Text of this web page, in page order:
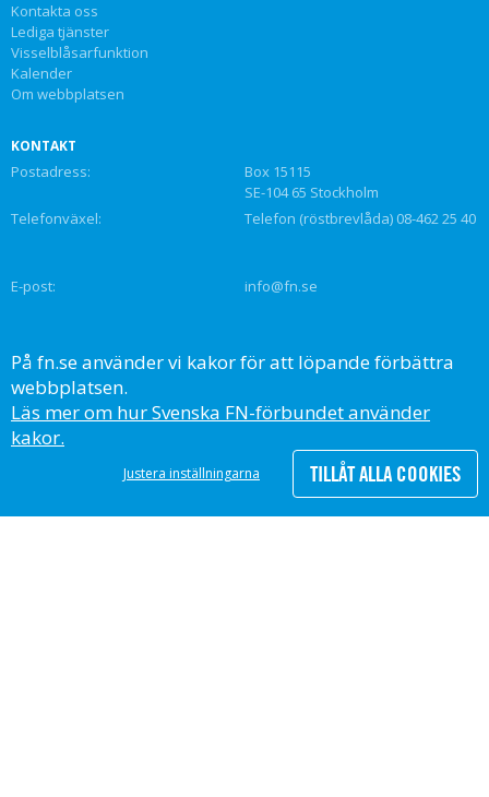
Kontakta oss
Lediga tjänster
Visselblåsarfunktion
Kalender
Om webbplatsen
KONTAKT
Postadress:
Box 15115
SE-104 65 Stockholm
Telefonväxel:
Telefon (röstbrevlåda) 08-462 25 40
E-post: info@fn.se
United Nations Association of Sweden
Org.nr: 802000–9232
All insamling går via Svenska FN-förbundets 90-konto, PG 90 05 63-8,
På fn.se använder vi kakor för att löpande förbättra
webbplatsen.
Läs mer om hur Svenska FN-förbundet använder
kakor.
Justera inställningarna TILLÅT ALLA COOKIES